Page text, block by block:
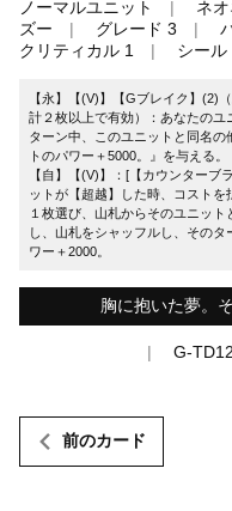
ノーマルユニット ネ
ズー
グレード 3
クリティカル 1
シール
【永】【(V)】【Gブレイク】(2)
計２枚以上で有効）：あなたの
ターン中、このユニットと同名
トのパワー＋5000。』を与える。
【自】【(V)】：[【カウンターブ
ットが【超越】した時、コスト
１枚選び、山札からそのユニッ
し、山札をシャッフルし、その
ワー＋2000。
胸に抱いた夢。
G-
前のカード